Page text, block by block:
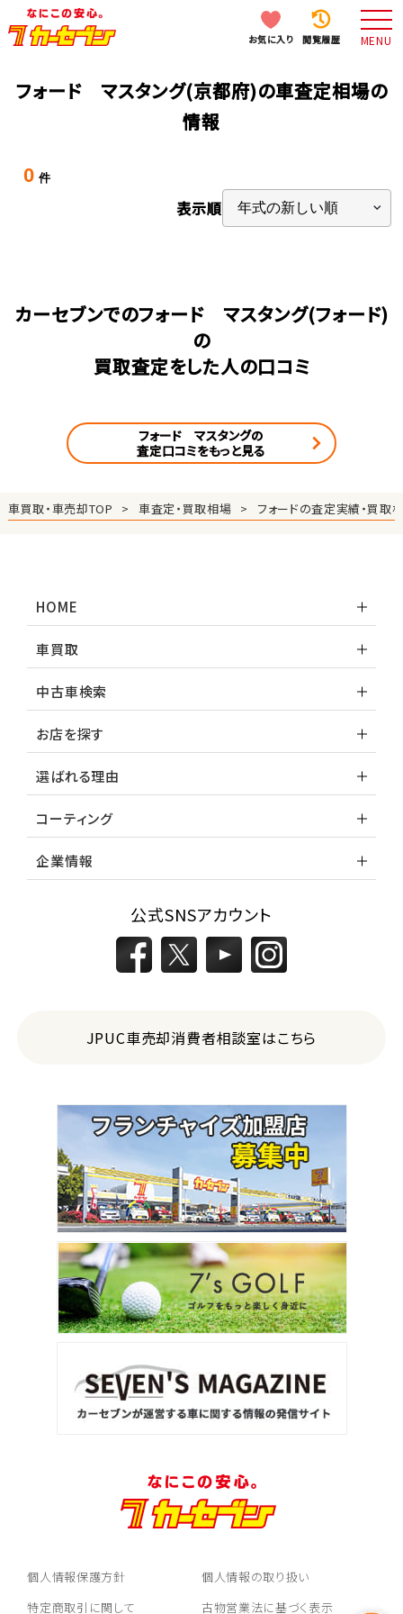
お気に入り 閲覧履歴 MENU
フォード マスタング(京都府)の車査定相場の
情報
0 件
表示順
カーセブンでのフォード マスタング(フォード)
の
買取査定をした人の口コミ
フォード マスタングの
査定口コミをもっと見る
車買取・車売却TOP 車査定・買取相場 フォードの査定実績・買取
HOME
車買取
中古車検索
お店を探す
選ばれる理由
コーティング
企業情報
公式SNSアカウント
JPUC車売却消費者相談室はこちら
個人情報保護方針
個人情報の取り扱い
特定商取引に関して
古物営業法に基づく表示